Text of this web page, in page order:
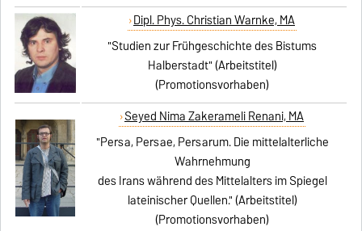
Dipl. Phys. Christian Warnke, MA
"Studien zur Frühgeschichte des Bistums
Halberstadt" (Arbeitstitel)
(Promotionsvorhaben)
Seyed Nima Zakerameli Renani, MA
"Persa, Persae, Persarum. Die mittelalterliche
Wahrnehmung
des Irans während des Mittelalters im Spiegel
lateinischer Quellen." (Arbeitstitel)
(Promotionsvorhaben)